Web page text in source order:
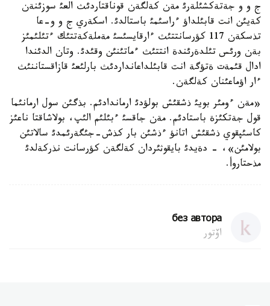
ج و و جةتةكشئلةرئ مةن كةلگةن قوناقتاردئث العئ سوزئنةن
كةيئن انت قابئلداؤ ءراسئمئ باستالدئ. اسكةري ج و و-عا
تذسكةن 117 كؤرسانتتئث ءارقايسئسئ مةملةكةتتئك ءتئلئمئز
بةن ورئس تئلدةرئندة انتتئث ءماتئنئن وقئدئ. وتان الدئندا
ادال قئمةت ةتؤگة انت قابئلداعانداردئث بارلئعئ قازاقستاننئث
ءار اؤماعئنان كةلگةن.
«مةن ءومئر بويئ ذشقئش بولؤدئ ارماندادئم. بذگئن سول ارمانئما
قول جةتكئزة باستادئم. مةن جاقسئ ءبئلئم الئپ، بولاشاقتا ناعئز
كاسئپقوي ذشقئش اتانؤ ءذشئن بار كذش-جئگةرئمدئ سالاتئن
بولامئن»، - دةيدئ بايقوثئردان كةلگةن كؤرسانت نذركةلدئ
مذحتاروأ.
без автора
اۆتور